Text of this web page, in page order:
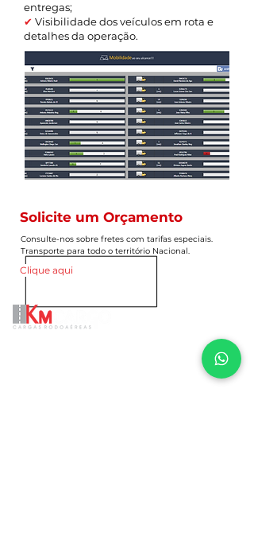
entregas;
✔ Visibilidade dos veículos em rota e
detalhes da operação.
Clique aqui
Solicite um Orçamento
Consulte-nos sobre fretes com tarifas especiais.
Transporte para todo o território Nacional.
A Km Cargo é uma empresa de soluções
logísticas, nossas atividades de transporte
contemplam os modais aéreo, rodoviário e
cargas expressas para todo território nacional,